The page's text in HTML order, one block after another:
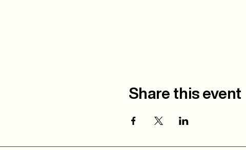
Share this event